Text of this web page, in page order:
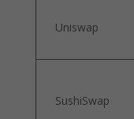
Uniswap
SushiSwap